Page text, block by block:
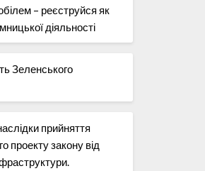
– реєструйся як
діяльності
Зеленського
прийняття
проекту закону від